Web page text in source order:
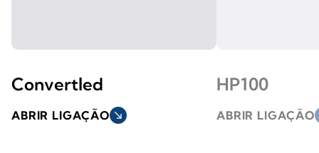
Convertled
ABRIR LIGAÇÃO south_east
HP100
ABRIR LIGAÇÃO